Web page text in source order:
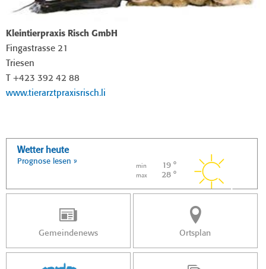
Kleintierpraxis Risch GmbH
Fingastrasse 21
Triesen
T +423 392 42 88
www.tierarztpraxisrisch.li
Wetter heute
Prognose lesen »
min 19 °
max 28 °
Gemeindenews Ortsplan